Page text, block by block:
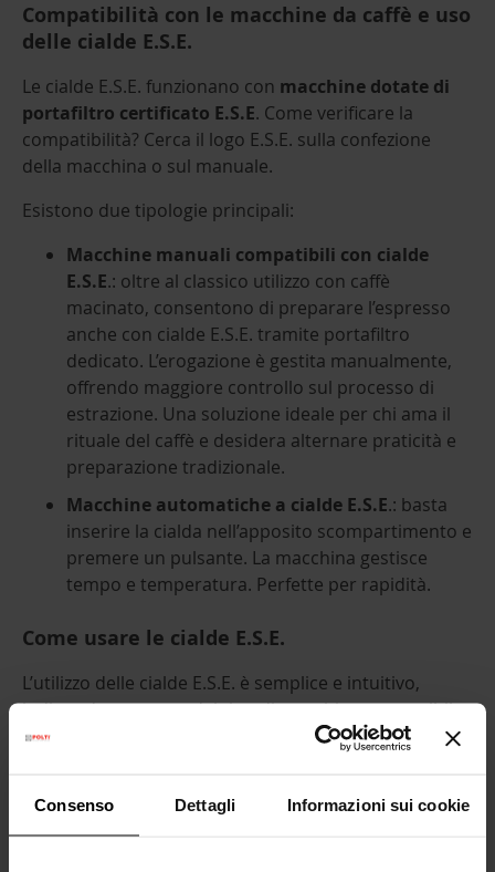
Consenso Dettagli Informazioni sui cookie
Compatibilità con le macchine da caffè e uso
delle cialde E.S.E.
Le cialde E.S.E. funzionano con macchine dotate di
portafiltro certificato E.S.E. Come verificare la
compatibilità? Cerca il logo E.S.E. sulla confezione
della macchina o sul manuale.
Esistono due tipologie principali:
Macchine manuali compatibili con cialde
E.S.E.: oltre al classico utilizzo con caffè
macinato, consentono di preparare l’espresso
anche con cialde E.S.E. tramite portafiltro
dedicato. L’erogazione è gestita manualmente,
offrendo maggiore controllo sul processo di
estrazione. Una soluzione ideale per chi ama il
rituale del caffè e desidera alternare praticità e
preparazione tradizionale.
Macchine automatiche a cialde E.S.E.: basta
inserire la cialda nell’apposito scompartimento e
premere un pulsante. La macchina gestisce
tempo e temperatura. Perfette per rapidità.
Come usare le cialde E.S.E.
L’utilizzo delle cialde E.S.E. è semplice e intuitivo,
indipendentemente dal tipo di macchina compatibile:
Dopo aver acceso la macchina e atteso il tempo
scomparto dedicato
- Nel caso delle